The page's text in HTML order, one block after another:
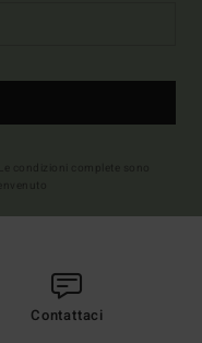
Contattaci